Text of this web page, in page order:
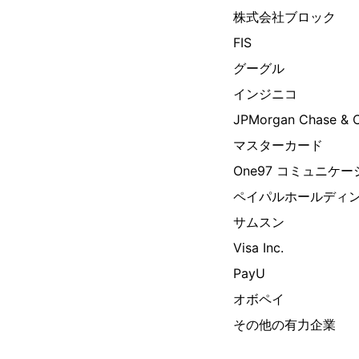
株式会社ブロック
FIS
グーグル
インジニコ
JPMorgan Chase &
マスターカード
One97 コミュニケー
ペイパルホールディ
サムスン
Visa Inc.
PayU
オボペイ
その他の有力企業